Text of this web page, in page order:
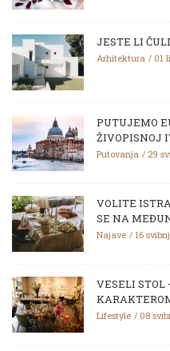
JESTE LI
Arhitektura 01
PUTUJEMO
ŽIVOPISNOJ
Putovanja 29
VOLITE
SE NA
Najave 16
VESELI STOL
Lifestyle 08